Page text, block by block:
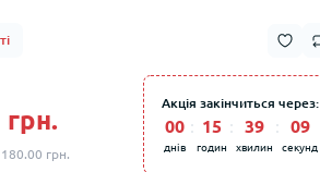
грн.
Акція закінчиться через:
00
днів
: 15
годин
: 39
хвилин
: 08
секунд